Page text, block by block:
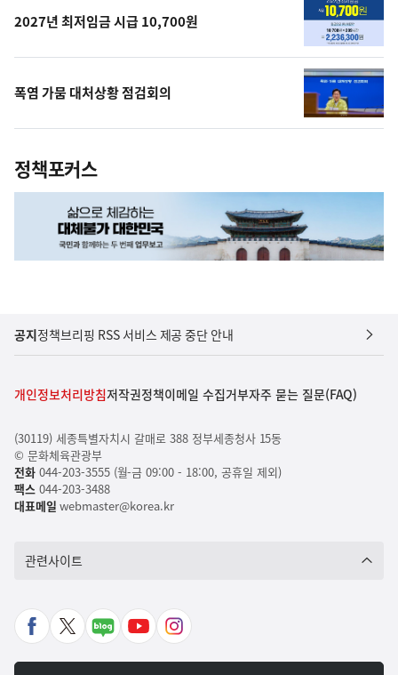
2027년 최저임금 시급 10,700원
폭염 가뭄 대처상황 점검회의
정책포커스
공지정책브리핑 RSS 서비스 제공 중단 안내
개인정보처리방침저작권정책이메일 수집거부자주 묻는 질문(FAQ)
(30119) 세종특별자치시 갈매로 388 정부세종청사 15동
© 문화체육관광부
전화044-203-3555 (월-금 09:00 - 18:00, 공휴일 제외)
팩스044-203-3488
대표메일 webmaster@korea.kr
관련사이트
페
X
네
유
인